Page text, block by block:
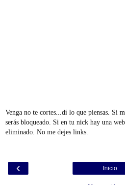
Venga no te cortes...dí lo que piensas. Si
serás bloqueado. Si en tu nick hay una
eliminado. No me dejes links.
‹ Inicio